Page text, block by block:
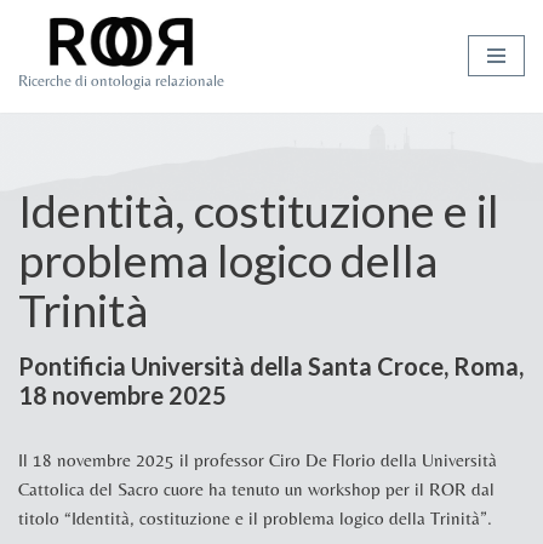
Ricerche di ontologia relazionale
Identità, costituzione e il
problema logico della
Trinità
Pontificia Università della Santa Croce, Roma,
18 novembre 2025
Il 18 novembre 2025 il professor Ciro De Florio della Università
Cattolica del Sacro cuore ha tenuto un workshop per il ROR dal
titolo “Identità, costituzione e il problema logico della Trinità”.